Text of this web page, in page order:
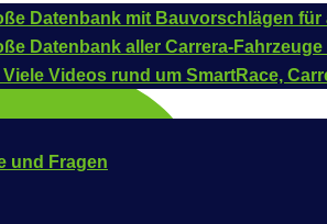
Datenbank mit Bauvorschlägen für
Datenbank aller Carrera-
Viele Videos rund um SmartRace,
und Fragen